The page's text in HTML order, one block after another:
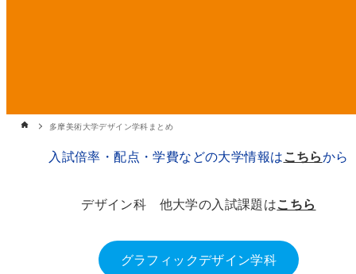
多摩美術大学デザイン学科まとめ
入試倍率・配点・学費などの大学情報は こちらから
デザイン科 他大学の入試課題はこちら
グラフィックデザイン学科